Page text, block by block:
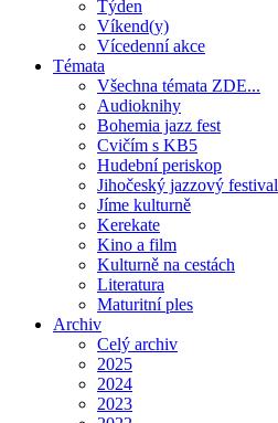
Týden
Víkend(y)
Vícedenní akce
Témata
Všechna témata ZDE...
Audioknihy
Bohemia jazz fest
Cvičím s KB5
Hudební periskop
Jihočeský jazzový festival
Jíme kulturně
Kerekate
Kino a film
Kulturně na cestách
Literatura
Maturitní ples
Archiv
Celý archiv
2025
2024
2023